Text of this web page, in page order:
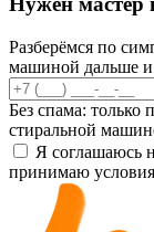
Разберёмся по
машиной дальше и
Без спама: только
стиральной
Я соглашаюсь
принимаю условия